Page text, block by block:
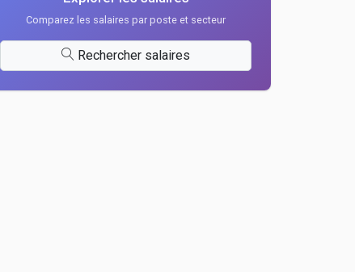
Comparez les salaires par poste et secteur
Rechercher salaires